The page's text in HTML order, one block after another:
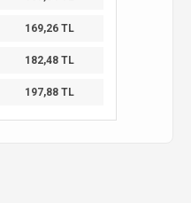
169,26 TL
182,48 TL
197,88 TL